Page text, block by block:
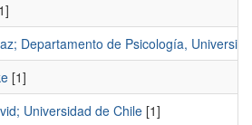
Departamento de Psicología,
[1]
Universidad de Chile [1]